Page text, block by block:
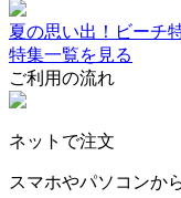
夏の思い出！ビーチ
特集一覧を見る
ご利用の流れ
ネットで注文
スマホやパソコンか